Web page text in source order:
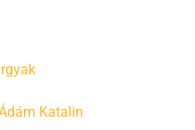
Katalin